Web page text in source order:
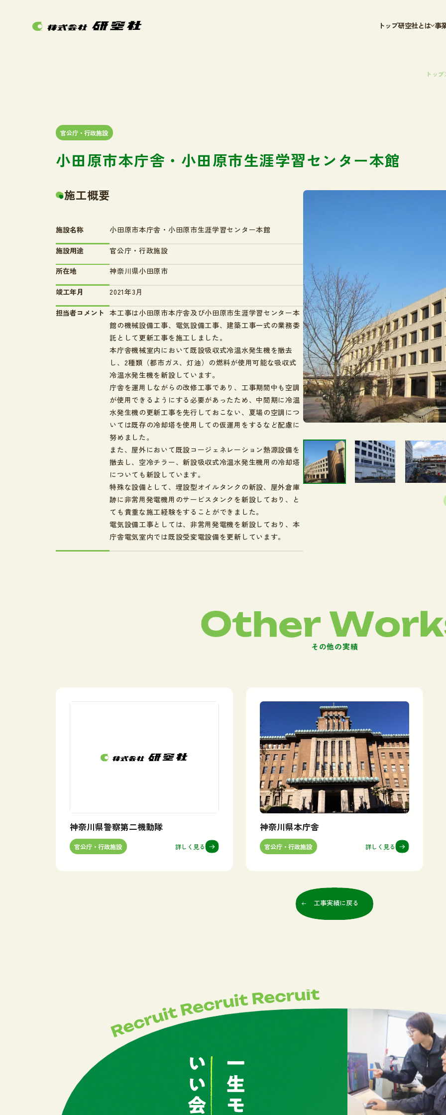
トップ研空社とは 事
事
研空社とは
電気設備工事
鉄骨架台工事
トップ
官公庁・行政施設
小田原市本庁舎・小田原市生涯学習センター本館
施工概要
施設名称 小田原市本庁舎・小田原市生涯学習センター本館
施設用途 官公庁・行政施設
所在地 神奈川県小田原市
竣工年月 2021年3月
担当者コメント
本工事は小田原市本庁舎及び小田原市生涯学習センター本
館の機械設備工事、電気設備工事、建築工事一式の業務委
託として更新工事を施工しました。
本庁舎機械室内において既設吸収式冷温水発生機を撤去
し、2種類（都市ガス、灯油）の燃料が使用可能な吸収式
冷温水発生機を新設しています。
庁舎を運用しながらの改修工事であり、工事期間中も空調
が使用できるようにする必要があったため、中間期に冷温
水発生機の更新工事を先行しておこない、夏場の空調につ
いては既存の冷却塔を使用しての仮運用をするなど配慮に
努めました。
また、屋外において既設コージェネレーション熱源設備を
撤去し、空冷チラー、新設吸収式冷温水発生機用の冷却塔
についても新設しています。
特殊な設備として、埋設型オイルタンクの新設、屋外倉庫
跡に非常用発電機用のサービスタンクを新設しており、と
ても貴重な施工経験をすることができました。
電気設備工事としては、非常用発電機を新設しており、本
庁舎電気室内では既設受変電設備を更新しています。
Other Work
その他の実績
神奈川県警察第二機動隊
官公庁・行政施設 詳しく見る
神奈川県本庁舎
官公庁・行政施設 詳しく見る
工事実績に戻る